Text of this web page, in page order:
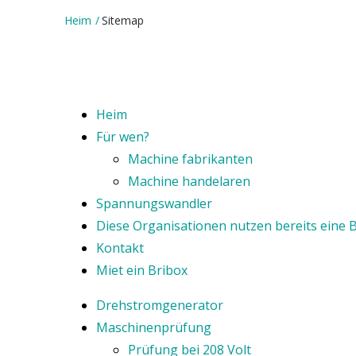
Heim Sitemap
Heim
Für wen?
Machine fabrikanten
Machine handelaren
Spannungswandler
Diese Organisationen nutzen bereits eine
Kontakt
Miet ein Bribox
Drehstromgenerator
Maschinenprüfung
Prüfung bei 208 Volt